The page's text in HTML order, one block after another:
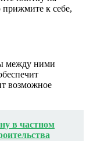
прижмите к себе,
между ними
возможное
в частном